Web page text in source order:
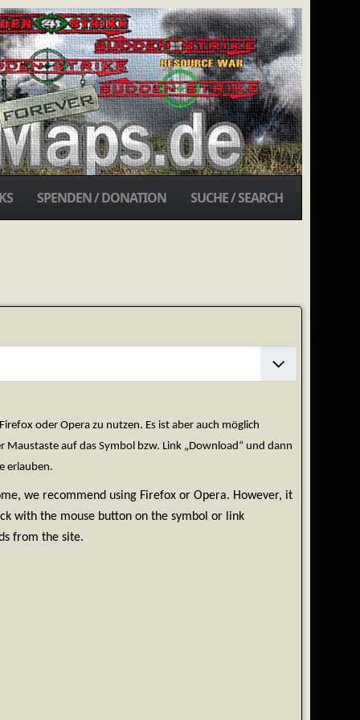
SPENDEN / DONATION SUCHE / SEARCH
oder Opera zu nutzen. Es ist aber auch möglich
auf das Symbol bzw. Link „Download“ und dann
erlauben.
we recommend using Firefox or Opera. However, it
with the mouse button on the symbol or link
from the site.